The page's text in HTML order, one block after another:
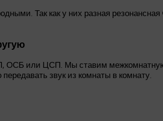
Так как у них разная резонансная
ОСБ или ЦСП. Мы ставим
звук из комнаты в комнату.